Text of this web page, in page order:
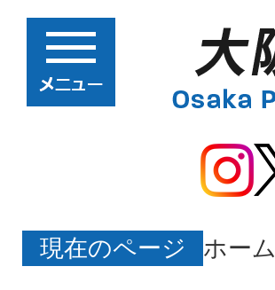
現在のページ ホーム